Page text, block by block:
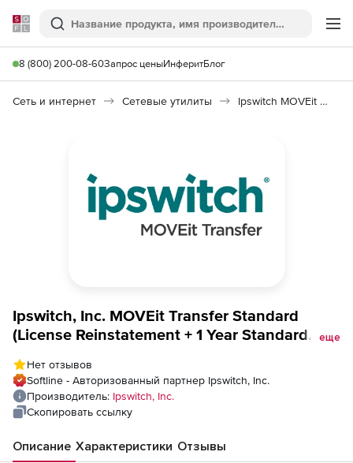
Softline
Поиск
8 (800) 200-08-60Запрос ценыИнферитБлог
Сеть и интернет Сетевые утилиты Ipswitch MOVEit Transfer Standard
Ipswitch, Inc. MOVEit Transfer Standard
(License Reinstatement + 1 Year Standard
еще
Нет отзывов
Softline - Авторизованный партнер Ipswitch, Inc.
Производитель: Ipswitch, Inc.
Скопировать ссылку
Описание Характеристики Отзывы